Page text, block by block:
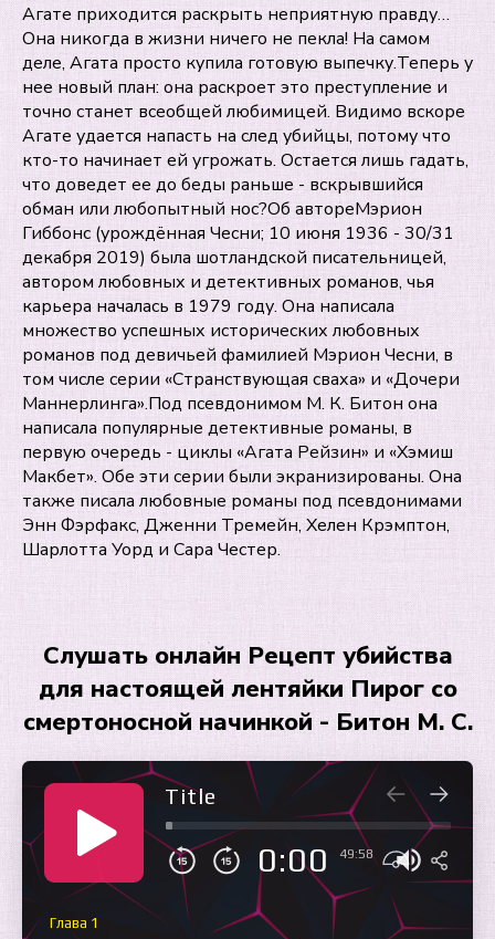
Агате приходится раскрыть неприятную правду…
Она никогда в жизни ничего не пекла! На самом
деле, Агата просто купила готовую выпечку.Теперь у
нее новый план: она раскроет это преступление и
точно станет всеобщей любимицей. Видимо вскоре
Агате удается напасть на след убийцы, потому что
кто-то начинает ей угрожать. Остается лишь гадать,
что доведет ее до беды раньше - вскрывшийся
обман или любопытный нос?Об автореМэрион
Гиббонс (урождённая Чесни; 10 июня 1936 - 30/31
декабря 2019) была шотландской писательницей,
автором любовных и детективных романов, чья
карьера началась в 1979 году. Она написала
множество успешных исторических любовных
романов под девичьей фамилией Мэрион Чесни, в
том числе серии «Странствующая сваха» и «Дочери
Маннерлинга».Под псевдонимом М. К. Битон она
написала популярные детективные романы, в
первую очередь - циклы «Агата Рейзин» и «Хэмиш
Макбет». Обе эти серии были экранизированы. Она
также писала любовные романы под псевдонимами
Энн Фэрфакс, Дженни Тремейн, Хелен Крэмптон,
Шарлотта Уорд и Сара Честер.
Слушать онлайн Рецепт убийства
для настоящей лентяйки Пирог со
смертоносной начинкой - Битон М. С.
Title
0:00 49:58
Глава 1